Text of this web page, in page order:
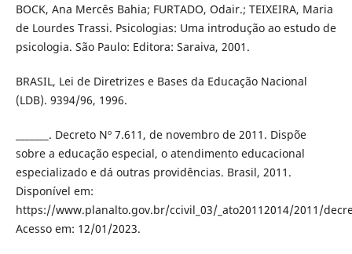
BOCK, Ana Mercês Bahia; FURTADO, Odair.; TEIXEIRA, Maria
de Lourdes Trassi. Psicologias: Uma introdução ao estudo de
psicologia. São Paulo: Editora: Saraiva, 2001.
BRASIL, Lei de Diretrizes e Bases da Educação Nacional
(LDB). 9394/96, 1996.
_______. Decreto Nº 7.611, de novembro de 2011. Dispõe
sobre a educação especial, o atendimento educacional
especializado e dá outras providências. Brasil, 2011.
Disponível em:
https://www.planalto.gov.br/ccivil_03/_ato20112014/2011/
Acesso em: 12/01/2023.